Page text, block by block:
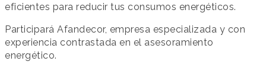
eficientes para reducir tus consumos energéticos.
Participará Afandecor, empresa especializada y con
experiencia contrastada en el asesoramiento
energético.